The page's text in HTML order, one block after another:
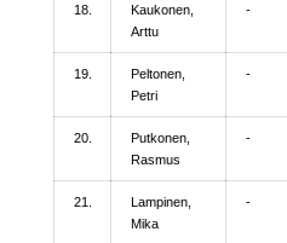
18.
Kaukonen,
Arttu
-
19.
Peltonen,
Petri
-
20.
Putkonen,
Rasmus
-
21.
Lampinen,
Mika
-